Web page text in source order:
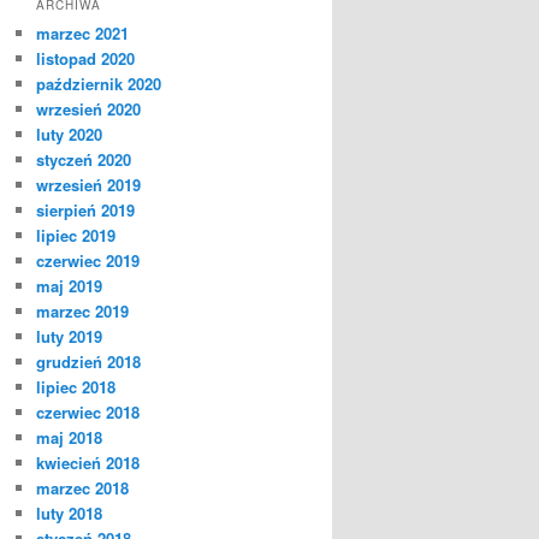
ARCHIWA
marzec 2021
listopad 2020
październik 2020
wrzesień 2020
luty 2020
styczeń 2020
wrzesień 2019
sierpień 2019
lipiec 2019
czerwiec 2019
maj 2019
marzec 2019
luty 2019
grudzień 2018
lipiec 2018
czerwiec 2018
maj 2018
kwiecień 2018
marzec 2018
luty 2018